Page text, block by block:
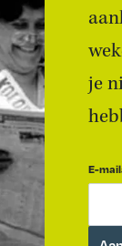
je
E-